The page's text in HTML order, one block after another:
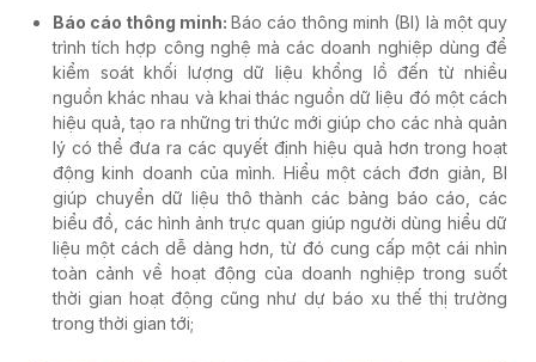
Báo cáo thông minh:Báo cáo thông minh (BI) là một quy
trình tích hợp công nghệ mà các doanh nghiệp dùng để
kiểm soát khối lượng dữ liệu khổng lồ đến từ nhiều
nguồn khác nhau và khai thác nguồn dữ liệu đó một cách
hiệu quả, tạo ra những tri thức mới giúp cho các nhà quản
lý có thể đưa ra các quyết định hiệu quả hơn trong hoạt
động kinh doanh của mình. Hiểu một cách đơn giản, BI
giúp chuyển dữ liệu thô thành các bảng báo cáo, các
biểu đồ, các hình ảnh trực quan giúp người dùng hiểu dữ
liệu một cách dễ dàng hơn, từ đó cung cấp một cái nhìn
toàn cảnh về hoạt động của doanh nghiệp trong suốt
thời gian hoạt động cũng như dự báo xu thế thị trường
trong thời gian tới;